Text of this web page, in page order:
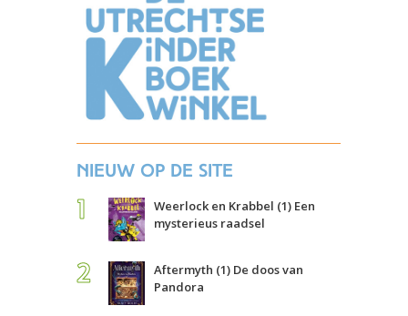
Nieuw op de site
Weerlock en Krabbel (1) Een
mysterieus raadsel
Aftermyth (1) De doos van
Pandora